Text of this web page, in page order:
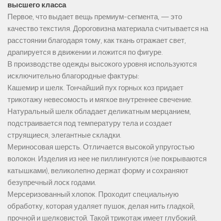
высшего класса
Первое, что выдает вещь премиум-сегмента, — это
качество текстиля. Дороговизна материала считывается на
расстоянии благодаря тому, как ткань отражает свет,
драпируется в движении и ложится по фигуре.
В производстве одежды высокого уровня используются
исключительно благородные фактуры:
Кашемир и шелк. Тончайший пух горных коз придает
трикотажу невесомость и мягкое внутреннее свечение.
Натуральный шелк обладает деликатным мерцанием,
подстраивается под температуру тела и создает
струящиеся, элегантные складки.
Мериносовая шерсть. Отличается высокой упругостью
волокон. Изделия из нее не пиллингуются (не покрываются
катышками), великолепно держат форму и сохраняют
безупречный лоск годами.
Мерсеризованный хлопок. Проходит специальную
обработку, которая удаляет пушок, делая нить гладкой,
прочной и шелковистой. Такой трикотаж имеет глубокий,